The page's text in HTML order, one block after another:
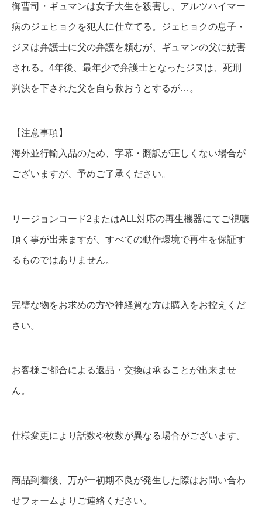
御曹司・ギュマンは女子大生を殺害し、アルツハイマー
病のジェヒョクを犯人に仕立てる。ジェヒョクの息子・
ジヌは弁護士に父の弁護を頼むが、ギュマンの父に妨害
される。4年後、最年少で弁護士となったジヌは、死刑
判決を下された父を自ら救おうとするが…。
【注意事項】
海外並行輸入品のため、字幕・翻訳が正しくない場合が
ございますが、予めご了承ください。
リージョンコード2またはALL対応の再生機器にてご視聴
頂く事が出来ますが、すべての動作環境で再生を保証す
るものではありません。
完璧な物をお求めの方や神経質な方は購入をお控えくだ
さい。
お客様ご都合による返品・交換は承ることが出来ませ
ん。
仕様変更により話数や枚数が異なる場合がございます。
商品到着後、万が一初期不良が発生した際はお問い合わ
せフォームよりご連絡ください。